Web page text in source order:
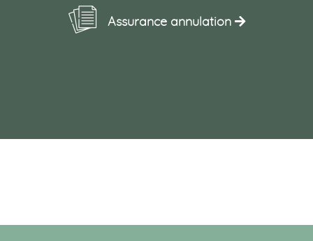
Assurance annulation